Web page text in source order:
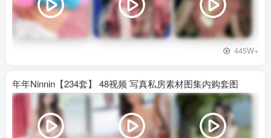
445W+
年年Ninnin【234套】 48视频 写真私房素材图集内购套图